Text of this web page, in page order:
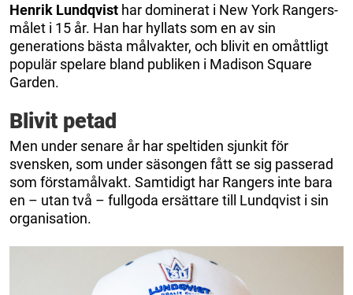
Henrik Lundqvist har dominerat i New York Rangers-
målet i 15 år. Han har hyllats som en av sin
generations bästa målvakter, och blivit en omåttligt
populär spelare bland publiken i Madison Square
Garden.
Blivit petad
Men under senare år har speltiden sjunkit för
svensken, som under säsongen fått se sig passerad
som förstamålvakt. Samtidigt har Rangers inte bara
en – utan två – fullgoda ersättare till Lundqvist i sin
organisation.